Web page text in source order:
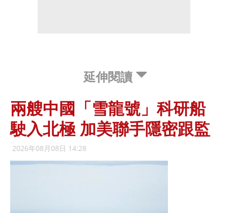
延伸閱讀
兩艘中國「雪龍號」科研船
駛入北極 加美聯手隱密跟監
2026年08月08日 14:28